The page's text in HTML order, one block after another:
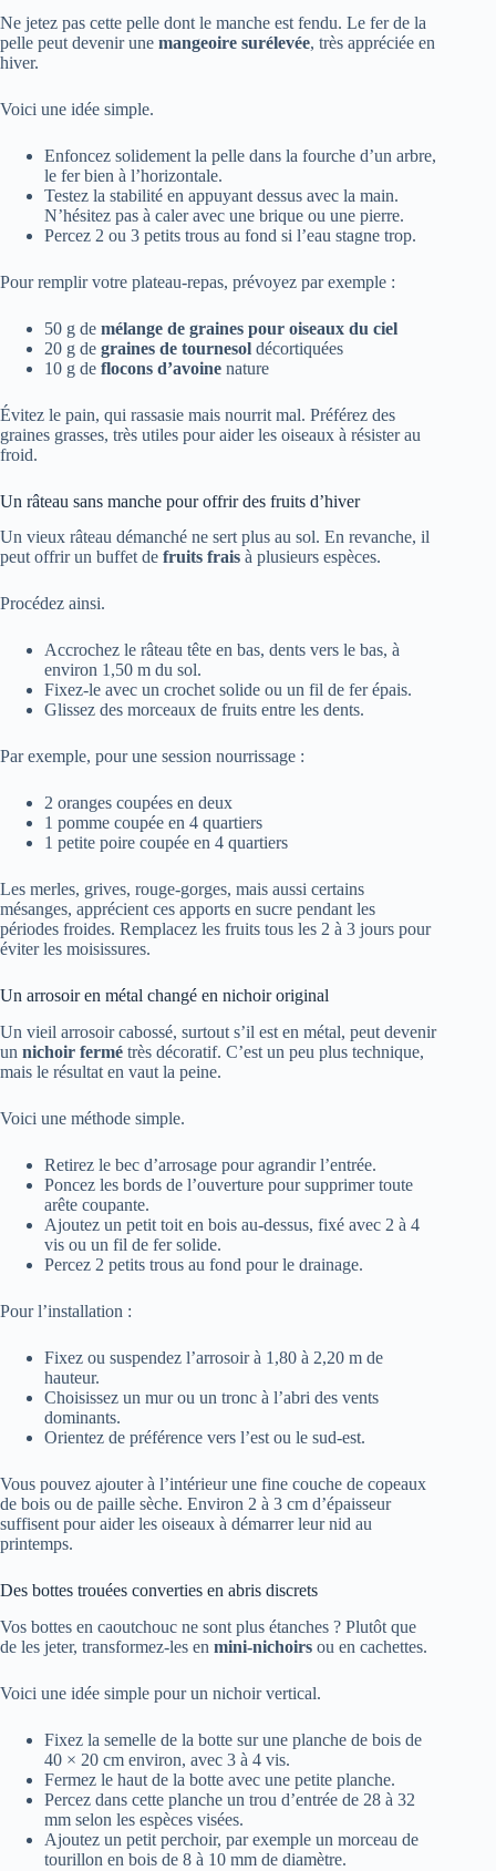
Ne jetez pas cette pelle dont le manche est fendu. Le fer de la
pelle peut devenir une mangeoire surélevée, très appréciée en
hiver.
Voici une idée simple.
Enfoncez solidement la pelle dans la fourche d’un arbre,
le fer bien à l’horizontale.
Testez la stabilité en appuyant dessus avec la main.
N’hésitez pas à caler avec une brique ou une pierre.
Percez 2 ou 3 petits trous au fond si l’eau stagne trop.
Pour remplir votre plateau-repas, prévoyez par exemple :
50 g de mélange de graines pour oiseaux du ciel
20 g de graines de tournesol décortiquées
10 g de flocons d’avoine nature
Évitez le pain, qui rassasie mais nourrit mal. Préférez des
graines grasses, très utiles pour aider les oiseaux à résister au
froid.
Un râteau sans manche pour offrir des fruits d’hiver
Un vieux râteau démanché ne sert plus au sol. En revanche, il
peut offrir un buffet de fruits frais à plusieurs espèces.
Procédez ainsi.
Accrochez le râteau tête en bas, dents vers le bas, à
environ 1,50 m du sol.
Fixez-le avec un crochet solide ou un fil de fer épais.
Glissez des morceaux de fruits entre les dents.
Par exemple, pour une session nourrissage :
2 oranges coupées en deux
1 pomme coupée en 4 quartiers
1 petite poire coupée en 4 quartiers
Les merles, grives, rouge-gorges, mais aussi certains
mésanges, apprécient ces apports en sucre pendant les
périodes froides. Remplacez les fruits tous les 2 à 3 jours pour
éviter les moisissures.
Un arrosoir en métal changé en nichoir original
Un vieil arrosoir cabossé, surtout s’il est en métal, peut devenir
un nichoir fermé très décoratif. C’est un peu plus technique,
mais le résultat en vaut la peine.
Voici une méthode simple.
Retirez le bec d’arrosage pour agrandir l’entrée.
Poncez les bords de l’ouverture pour supprimer toute
arête coupante.
Ajoutez un petit toit en bois au-dessus, fixé avec 2 à 4
vis ou un fil de fer solide.
Percez 2 petits trous au fond pour le drainage.
Pour l’installation :
Fixez ou suspendez l’arrosoir à 1,80 à 2,20 m de
hauteur.
Choisissez un mur ou un tronc à l’abri des vents
dominants.
Orientez de préférence vers l’est ou le sud-est.
Vous pouvez ajouter à l’intérieur une fine couche de copeaux
de bois ou de paille sèche. Environ 2 à 3 cm d’épaisseur
suffisent pour aider les oiseaux à démarrer leur nid au
printemps.
Des bottes trouées converties en abris discrets
Vos bottes en caoutchouc ne sont plus étanches ? Plutôt que
de les jeter, transformez-les en mini-nichoirs ou en cachettes.
Voici une idée simple pour un nichoir vertical.
Fixez la semelle de la botte sur une planche de bois de
40 × 20 cm environ, avec 3 à 4 vis.
Fermez le haut de la botte avec une petite planche.
Percez dans cette planche un trou d’entrée de 28 à 32
mm selon les espèces visées.
Ajoutez un petit perchoir, par exemple un morceau de
tourillon en bois de 8 à 10 mm de diamètre.